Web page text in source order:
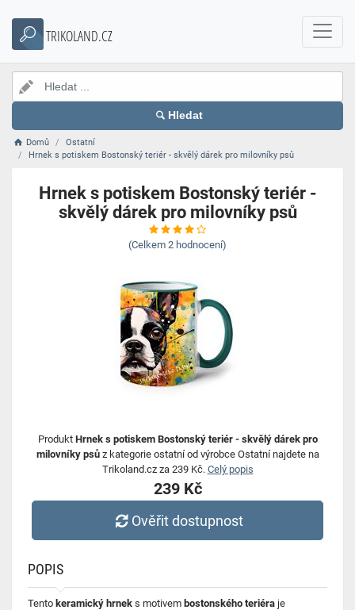
TRIKOLAND.CZ
Hledat
Domů
Ostatní
Hrnek s potiskem Bostonský teriér - skvělý dárek pro milovníky psů
Hrnek s potiskem Bostonský teriér -
skvělý dárek pro milovníky psů
(Celkem 2 hodnocení)
Produkt Hrnek s potiskem Bostonský teriér - skvělý dárek pro
milovníky psůz kategorie ostatní od výrobce Ostatní najdete na
Trikoland.cz za 239 Kč. Celý popis
239 Kč
Ověřit dostupnost
POPIS
Tento keramický hrnek s motivem bostonského teriéra je